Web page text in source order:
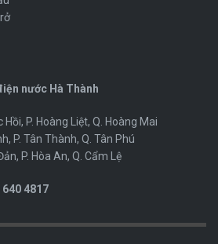
nước Hà Thành
Hồi, P. Hoàng Liệt, Q. Hoàng Mai
P. Tân Thành, Q. Tân Phú
P. Hòa An, Q. Cẩm Lệ
640 4817